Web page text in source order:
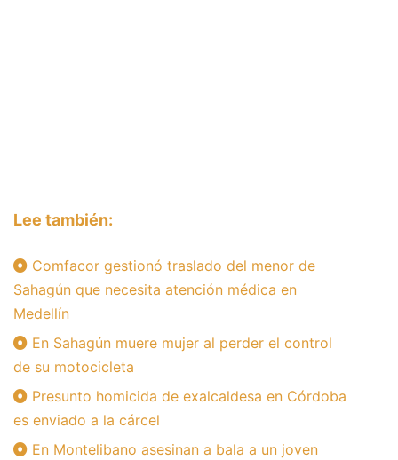
Lee también:
Comfacor gestionó traslado del menor de
Sahagún que necesita atención médica en
Medellín
En Sahagún muere mujer al perder el control
de su motocicleta
Presunto homicida de exalcaldesa en Córdoba
es enviado a la cárcel
En Montelibano asesinan a bala a un joven